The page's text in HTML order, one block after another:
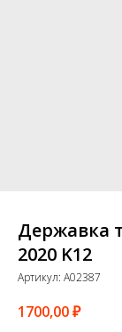
Державка
2020 K12
Артикул: A02387
1700,00₽